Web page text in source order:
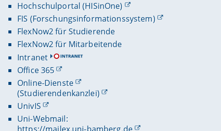
Hochschulportal (HISinOne)
FIS (Forschungsinformationssystem)
FlexNow2 für Studierende
FlexNow2 für Mitarbeitende
Intranet
Office 365
Online-Dienste
(Studierendenkanzlei)
UnivIS
Uni-Webmail: